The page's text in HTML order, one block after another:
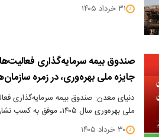
۳۱ خرداد ۱۴۰۵
صندوق بیمه سرمایه‌گذاری
جایزه ملی بهره‌وری، در زمره
دنیای معدن: صندوق بیمه سرمایه‌گذاری
ملی بهره‌وری سال ۱۴۰۵، موفق به کسب نشان چهار…
۳۰ خرداد ۱۴۰۵